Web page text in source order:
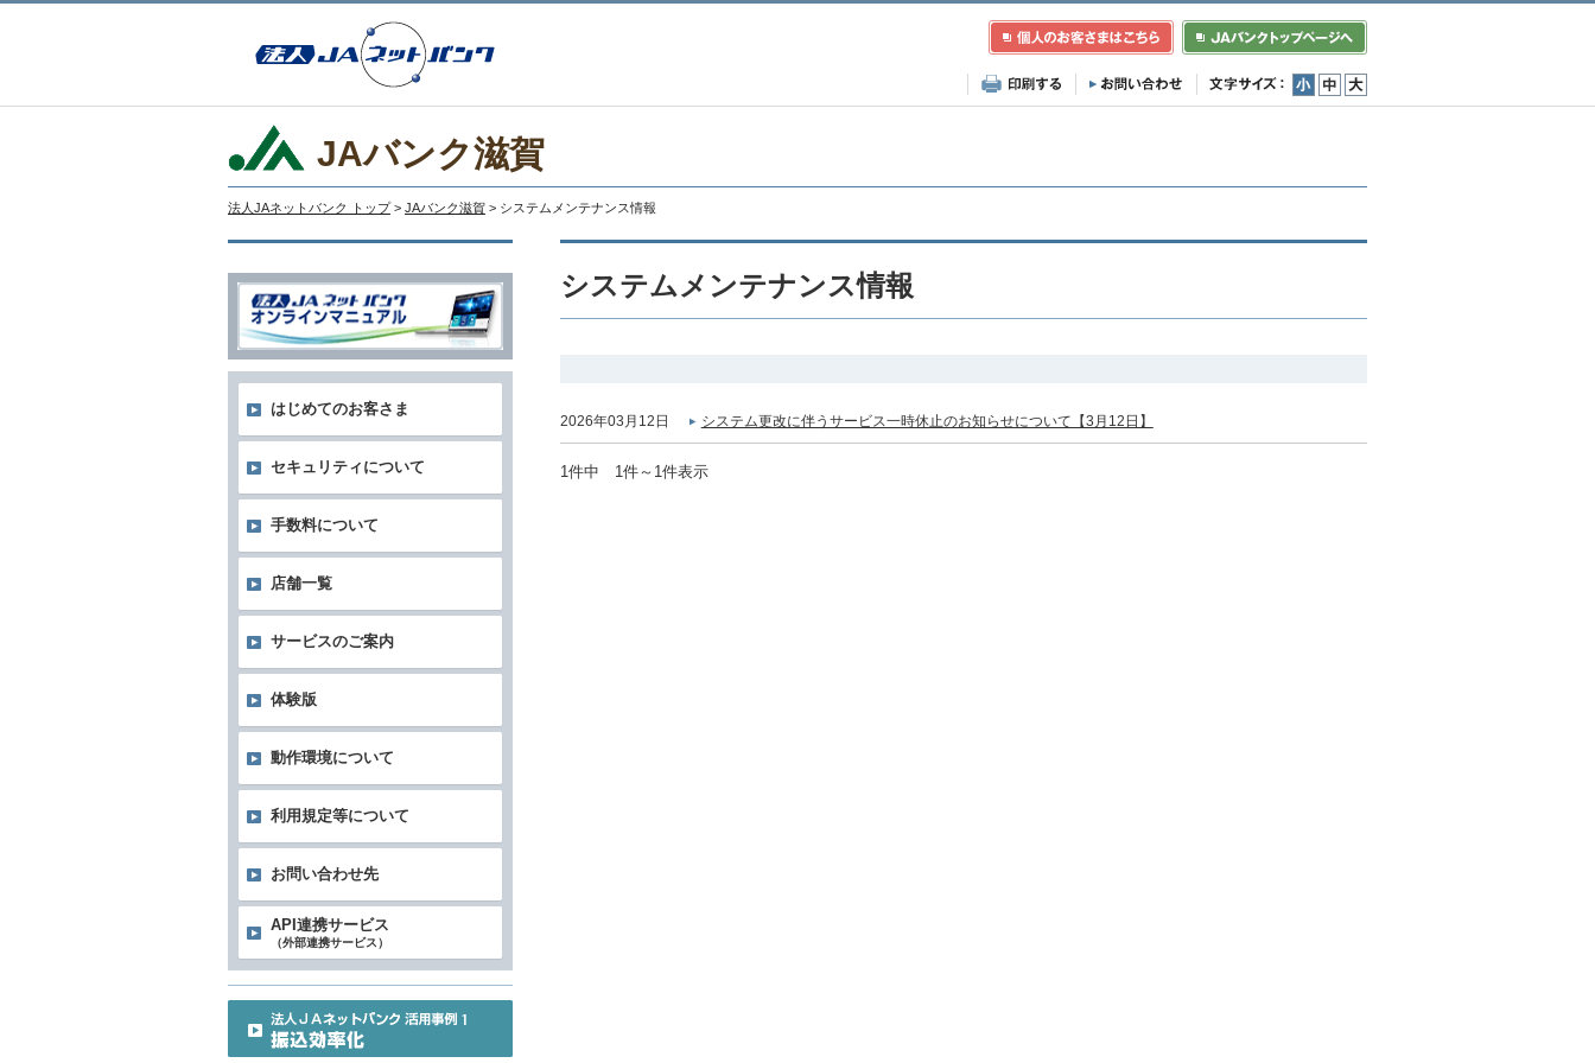
小 中 大
JAバンク滋賀
法人JAネットバンク トップ > JAバンク滋賀 > システムメンテナンス情報
システムメンテナンス情報
2026年03月12日 システム更改に伴うサービス一時休止のお知らせについて【3月12日】
1件中 1件～1件表示
はじめてのお客さま
セキュリティについて
手数料について
店舗一覧
サービスのご案内
体験版
動作環境について
利用規定等について
お問い合わせ先
API連携サービス
（外部連携サービス）